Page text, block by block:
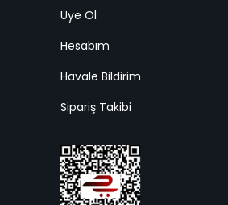
Üye Ol
Hesabım
Havale Bildirim
Sipariş Takibi